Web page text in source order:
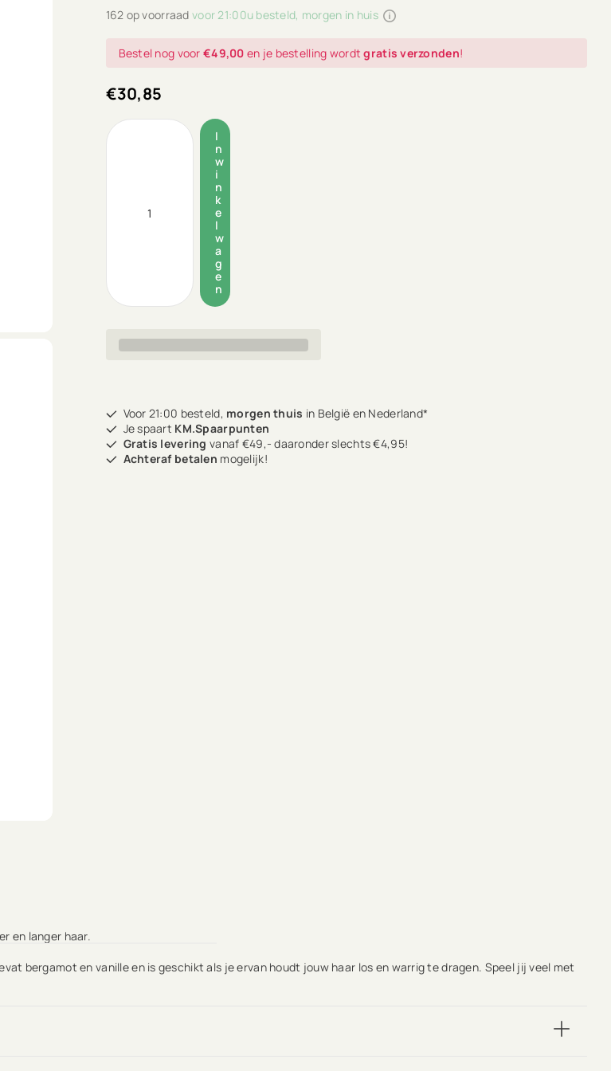
162 op voorraad voor 21:00u besteld, morgen in huis
Bestel nog voor €49,00 en je bestelling wordtgratis verzonden!
€30,85
I
n
w
i
n
k
e
l
w
a
g
e
n
Voor 21:00 besteld, morgen thuis in België en Nederland*
Je spaart KM.Spaarpunten
Gratis levering vanaf €49,- daaronder slechts €4,95!
Achteraf betalen mogelijk!
en langer haar.
bergamot en vanille en is geschikt als je ervan houdt jouw haar los en warrig te dragen. Speel jij veel met